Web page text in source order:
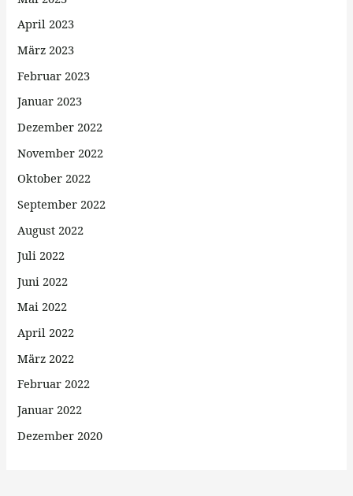
April 2023
März 2023
Februar 2023
Januar 2023
Dezember 2022
November 2022
Oktober 2022
September 2022
August 2022
Juli 2022
Juni 2022
Mai 2022
April 2022
März 2022
Februar 2022
Januar 2022
Dezember 2020